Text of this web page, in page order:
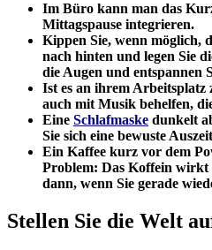
Im Büro kann man das
Mittagspause integrieren.
Kippen Sie, wenn möglich,
nach hinten und legen Sie
die Augen und entspannen
Ist es an ihrem Arbeitsplatz
auch mit Musik behelfen,
Eine Schlafmaske dunkelt
Sie sich eine bewuste
Ein Kaffee kurz vor dem
Problem: Das Koffein wirkt
dann, wenn Sie gerade
Stellen Sie die Welt